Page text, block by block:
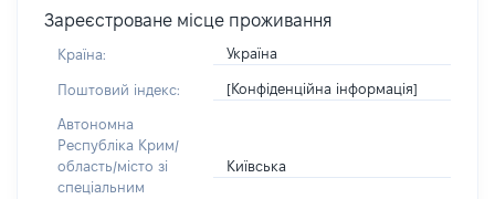
Зареєстроване місце проживання
Країна: Україна
Поштовий індекс: [Конфіденційна інформація]
Автономна
Республіка Крим/
область/місто зі
спеціальним
Київська